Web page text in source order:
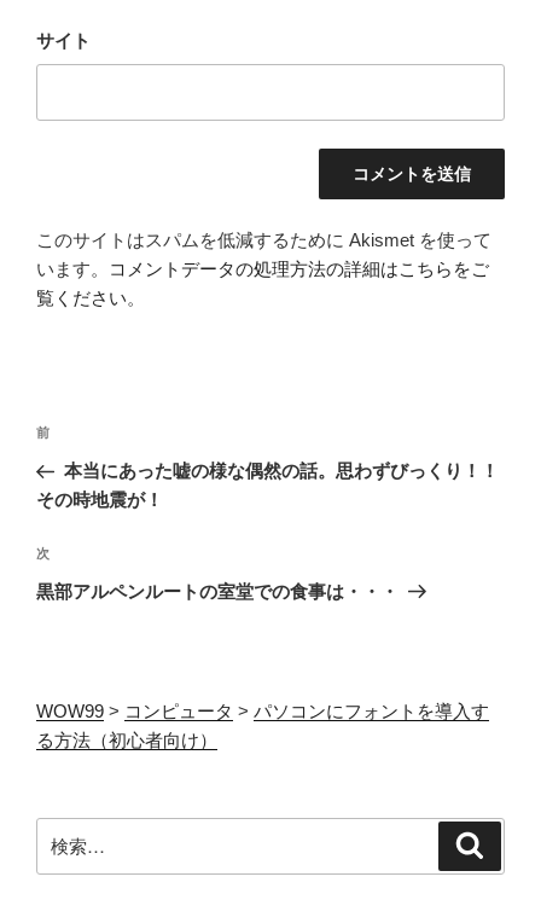
サイト
このサイトはスパムを低減するために Akismet を使って
います。
コメントデータの処理方法の詳細はこちらをご
覧ください。
投
ナ
ゲ
ー
前
の
投
前
本当にあった嘘の様な偶然の話。思わずびっくり！！
その時地震が！
次
の
次
黒部アルペンルートの室堂での食事は・・・
WOW99 > コンピュータ > パソコンにフォントを導入す
る方法（初心者向け）
索: